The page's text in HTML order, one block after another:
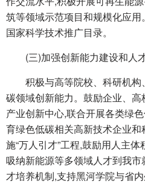
筑等领域示范项目和规模化应
国家科学技术推广目录。
(三)加强创新能力建设和人
积极与高等院校、科研机构
碳领域创新能力。鼓励企业、
产业创新中心,联合开展各类绿
育绿色低碳相关高新技术企业
施“万人引才”工程,鼓励用人主
吸纳新能源等多领域人才到我
才培养机制,支持黑河学院与省